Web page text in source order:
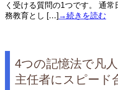
く受ける質問の1つです。 通
務教育とし […] →続きを読む
4つの記憶法で凡
主任者にスピード